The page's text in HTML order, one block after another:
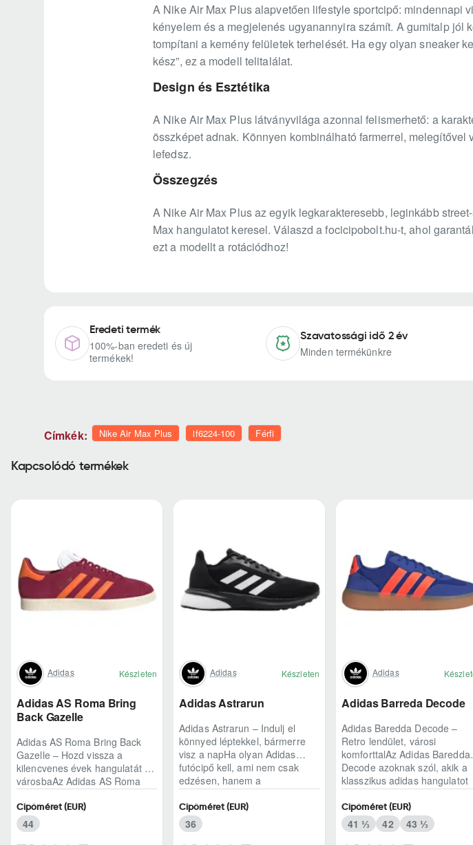
A Nike Air Max Plus alapvetően lifestyle sportcipő: mindennapi
kényelem és a megjelenés ugyanannyira számít. A gumitalp jól
tompítani a kemény felületek terhelését. Ha egy olyan sneaker
kész”, ez a modell telitalálat.
Design és Esztétika
A Nike Air Max Plus látványvilága azonnal felismerhető: a
összképet adnak. Könnyen kombinálható farmerrel,
lefedsz.
Összegzés
A Nike Air Max Plus az egyik legkarakteresebb, leginkább
Max hangulatot keresel. Válaszd a focicipobolt.hu-t, ahol
ezt a modellt a rotációdhoz!
Eredeti termék
100%-ban eredeti és új
termékek!
Szavatossági idő 2 év
Minden termékünkre
Címkék: Nike Air Max Plus if6224-100 Férfi
Kapcsolódó termékek
Adidas Készleten
Adidas AS Roma Bring
Back Gazelle
Adidas AS Roma Bring Back
Gazelle – Hozd vissza a
kilencvenes évek hangulatát a
városbaAz Adidas AS Roma
Bring Back Gazelle nem
egyszerű sneaker, hane..
Cipőméret (EUR)
44
Adidas Készleten
Adidas Astrarun
Adidas Astrarun – Indulj el
könnyed léptekkel, bármerre
visz a napHa olyan Adidas
futócipő kell, ami nem csak
edzésen, hanem a
hétköznapokban is kénye..
Cipőméret (EUR)
36
Adidas
Adidas Barreda Decode
Adidas Baredda Decode –
Retro lendület, városi
komforttalAz Adidas Baredda
Decode azoknak szól, akik a
klasszikus adidas hangulatot
modern, mindennap ..
Cipőméret (EUR)
41 ⅓ 42 43 ⅓